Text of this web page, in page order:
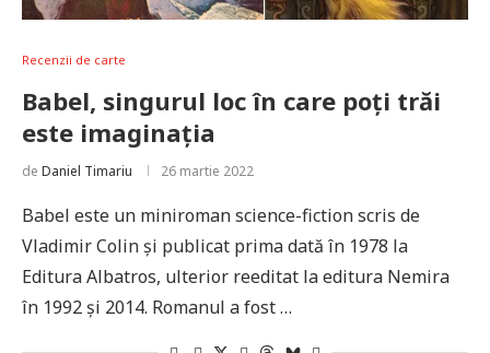
Recenzii de carte
Babel, singurul loc în care poți trăi
este imaginația
de Daniel Timariu 26 martie 2022
Babel este un miniroman science-fiction scris de
Vladimir Colin și publicat prima dată în 1978 la
Editura Albatros, ulterior reeditat la editura Nemira
în 1992 și 2014. Romanul a fost …